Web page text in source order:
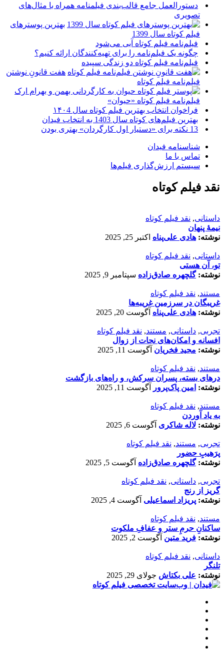
دستورالعمل جامع قالب‌بندی فیلمنامه همراه با مثال‌های
تصویری
بهترین پوسترهای
فیلم کوتاه سال 1399
فیلم‌نامه فیلم کوتاه آبی می‌شود
چگونه یک فیلم‌نامه را برای تهیه‌کنندگان ارائه کنیم؟
فیلم‌نامه فیلم کوتاه دو زندگی سپیده
هفت قانونِ نوشتن
فیلم‌نامه فیلم کوتاه
فیلم‌نامه فیلم کوتاه «حیوان»
فراخوان انتخاب بهترین فیلم کوتاه سال ۱۴۰4
بهترین فیلم‌های کوتاه سال 1403 به انتخاب فیدان
13 نکته برای «دستیار اول کارگردان» بهتری بودن
شناسنامه فیدان
تماس با ما
سیستم ارزش‌گذاری فیلم‌ها
نقد فیلم کوتاه
داستانی, نقد فیلم کوتاه
نیمۀ پنهان
نوشته: هادی علی‌پناه اکتبر 25, 2025
داستانی, نقد فیلم کوتاه
تو، آن هستی
نوشته:گلچهره صادق‌زاده سپتامبر 9, 2025
مستند, نقد فیلم کوتاه
غریبگان در سرزمین غریبه‌ها
نوشته: هادی علی‌پناه آگوست 20, 2025
تجربی, داستانی, مستند, نقد فیلم کوتاه
افسانه‌ و امکان‌های نجات از زوال
نوشته: مجید فخریان آگوست 11, 2025
مستند, نقد فیلم کوتاه
درهای بسته، پسران سرکش، و راه‌های بازگشت
نوشته: امین پاک‌پرور آگوست 11, 2025
مستند, نقد فیلم کوتاه
به یاد آوردن
نوشته: لاله شاکری آگوست 6, 2025
تجربی, مستند, نقد فیلم کوتاه
پرَهیب‌ِ حضور
نوشته:گلچهره صادق‌زاده آگوست 5, 2025
تجربی, داستانی, نقد فیلم کوتاه
گریز از رنج
نوشته: پریزاد اسماعیلی آگوست 4, 2025
مستند, نقد فیلم کوتاه
ساکنانِ حرمِ ستر و عفافِ ملکوت
نوشته: فرید متین آگوست 2, 2025
داستانی, نقد فیلم کوتاه
تلنگر
نوشته: علی بکتاش جولای 29, 2025